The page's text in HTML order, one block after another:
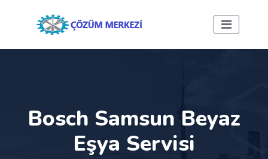
Bosch Samsun Beyaz
Eşya Servisi